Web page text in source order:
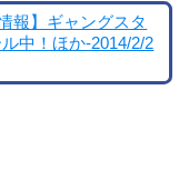
報】ギャングスタ
中！ほか-2014/2/2